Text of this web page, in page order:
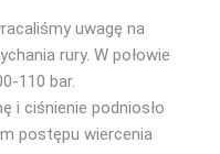
uwagę na
rury. W połowie
110 bar.
i ciśnienie podniosło
postępu wiercenia